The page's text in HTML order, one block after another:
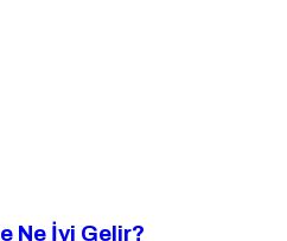
Ne İyi Gelir?